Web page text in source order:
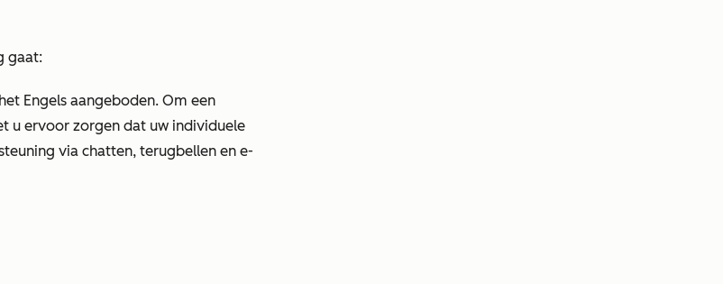
gaat:
Engels aangeboden. Om een
u ervoor zorgen dat uw individuele
via chatten, terugbellen en e-